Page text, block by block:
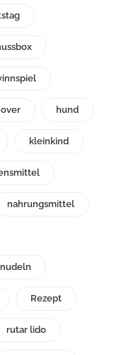
hund
kleinkind
nahrungsmittel
nudeln
Rezept
rutar lido